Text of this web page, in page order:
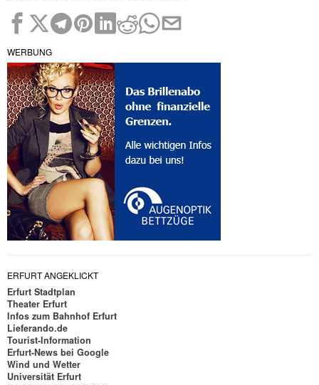
WERBUNG
ERFURT ANGEKLICKT
Erfurt Stadtplan
Theater Erfurt
Infos zum Bahnhof Erfurt
Lieferando.de
Tourist-Information
Erfurt-News bei Google
Wind und Wetter
Universität Erfurt